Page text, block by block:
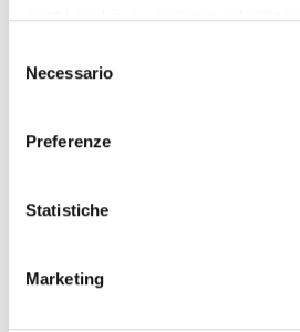
delNecessario
Preferenze
Statistiche
Marketing